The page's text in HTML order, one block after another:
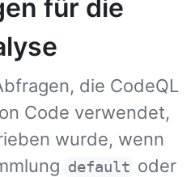
für die
die CodeQL
Code verwendet,
wurde, wenn
default oder